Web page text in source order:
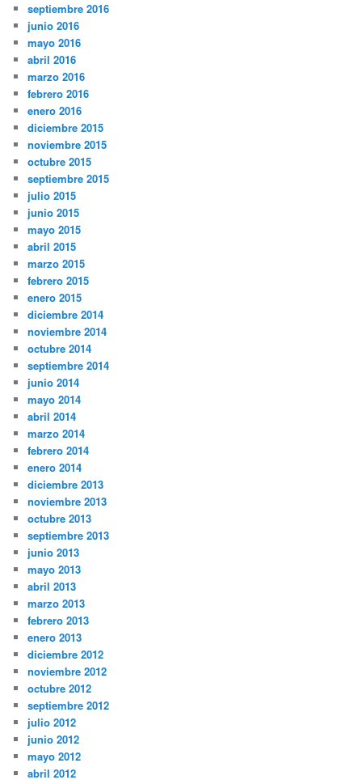
septiembre 2016
junio 2016
mayo 2016
abril 2016
marzo 2016
febrero 2016
enero 2016
diciembre 2015
noviembre 2015
octubre 2015
septiembre 2015
julio 2015
junio 2015
mayo 2015
abril 2015
marzo 2015
febrero 2015
enero 2015
diciembre 2014
noviembre 2014
octubre 2014
septiembre 2014
junio 2014
mayo 2014
abril 2014
marzo 2014
febrero 2014
enero 2014
diciembre 2013
noviembre 2013
octubre 2013
septiembre 2013
junio 2013
mayo 2013
abril 2013
marzo 2013
febrero 2013
enero 2013
diciembre 2012
noviembre 2012
octubre 2012
septiembre 2012
julio 2012
junio 2012
mayo 2012
abril 2012